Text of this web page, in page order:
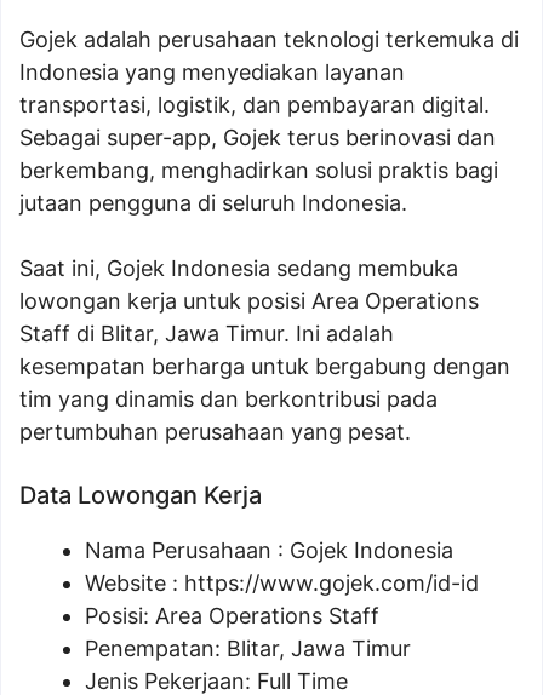
Gojek adalah perusahaan teknologi terkemuka di
Indonesia yang menyediakan layanan
transportasi, logistik, dan pembayaran digital.
Sebagai super-app, Gojek terus berinovasi dan
berkembang, menghadirkan solusi praktis bagi
jutaan pengguna di seluruh Indonesia.
Saat ini, Gojek Indonesia sedang membuka
lowongan kerja untuk posisi Area Operations
Staff di Blitar, Jawa Timur. Ini adalah
kesempatan berharga untuk bergabung dengan
tim yang dinamis dan berkontribusi pada
pertumbuhan perusahaan yang pesat.
Data Lowongan Kerja
Nama Perusahaan : Gojek Indonesia
Website : https://www.gojek.com/id-id
Posisi: Area Operations Staff
Penempatan: Blitar, Jawa Timur
Jenis Pekerjaan: Full Time